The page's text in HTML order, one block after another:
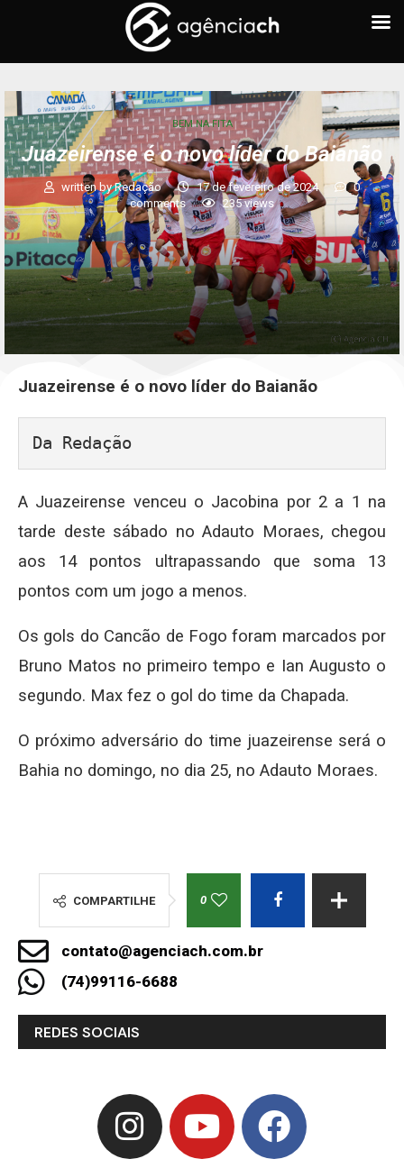
BEM NA FITA
Juazeirense é o novo líder do Baianão
written byRedação 17 de fevereiro de 2024
0
comments
235views
Juazeirense é o novo líder do Baianão
Da Redação
A Juazeirense venceu o Jacobina por 2 a 1 na
tarde deste sábado no Adauto Moraes, chegou
aos 14 pontos ultrapassando que soma 13
pontos com um jogo a menos.
Os gols do Cancão de Fogo foram marcados por
Bruno Matos no primeiro tempo e Ian Augusto o
segundo. Max fez o gol do time da Chapada.
O próximo adversário do time juazeirense será o
Bahia no domingo, no dia 25, no Adauto Moraes.
COMPARTILHE 0
contato@agenciach.com.br
(74)99116-6688
REDES SOCIAIS